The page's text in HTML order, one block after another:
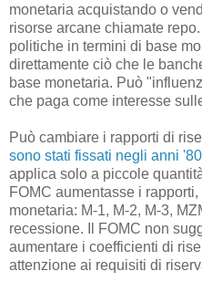
monetaria acquistando o
risorse arcane chiamate
politiche in termini di base
direttamente ciò che le
base monetaria. Può
che paga come interesse
Può cambiare i rapporti di
sono stati fissati negli anni '80
applica solo a piccole
FOMC aumentasse i
monetaria: M-1, M-2, M-3,
recessione. Il FOMC non
aumentare i coefficienti di
attenzione ai requisiti di